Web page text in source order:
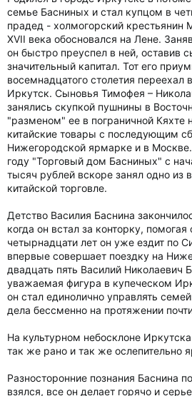
семье Басниных и стал купцом в
прадед - холмогорский крестьянин
XVII века обосновался на Лене.
он быстро преуспел в ней, оставив
значительный капитал. Тот его
восемнадцатого столетия переехал
Иркутск. Сыновья Тимофея –
занялись скупкой пушнины в
"разменом" ее в пограничной Кяхте
китайские товары с последующим
Нижегородской ярмарке и в
году "Торговый дом Басниных" с
тысяч рублей вскоре занял одно из
китайской торговле.
Детство Василия Баснина
когда он встал за конторку,
четырнадцати лет он уже ездит по
впервые совершает поездку на
двадцать пять Василий Николаевич
уважаемая фигура в купеческом
он стал единолично управлять
дела бессменно на протяжении
На культурном небосклоне Иркутска
так же рано и так же ослепительно
Разносторонние познания Баснина
взялся, все он делает горячо и